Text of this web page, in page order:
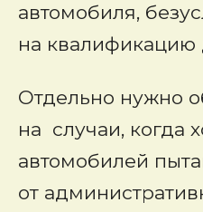
автомобиля,
на квалификацию
Отдельно нужно
на случаи, когда
автомобилей
от